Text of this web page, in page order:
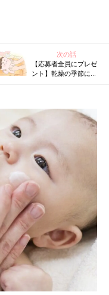
次の話
【応募者全員にプレゼ
ント】乾燥の季節にや